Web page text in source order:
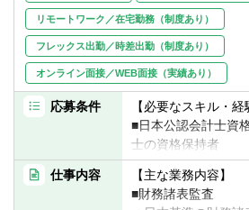
■クライアントに寄
ュニケーション力
■プロジェクトにお
協働経験
■PPTやExcelを使っ
▽共通
■海外現地法人での
■事業立ち上げ経験
【本チームについて】
オーナー経営者や幹
ーションをとりなが
年に一度直面する重
ていく挑戦的な経
ができます。
コンサル未経験者
成に力を入れており
けるサポートが充実
リモートワーク／在宅勤務（制度あり）
フレックス出勤／時差出勤（制度あり）
オンライン面接／WEB面接（実績あり）
応募条件
【必要なスキル・経
■日本公認会計士資
士の資格保持者
■金融機関における
監査・監査法人に
仕事内容
【主な業務内容】
■財務諸表監査